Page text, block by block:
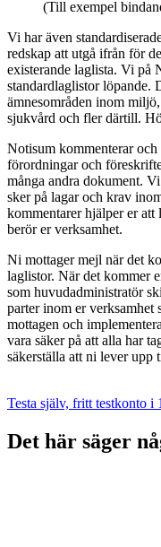
(Till exempel
Vi har även
redskap att utgå ifrån för
existerande laglista. Vi på
standardlaglistor löpande.
ämnesområden inom
sjukvård och fler därtill.
Notisum kommenterar och
förordningar och
många andra dokument.
sker på lagar och krav
kommentarer hjälper er att
berör er verksamhet.
Ni mottager mejl när det
laglistor. När det kommer
som huvudadministratör
parter inom er verksamhet
mottagen och
vara säker på att alla har
säkerställa att ni lever upp
Testa själv, fritt testkonto i
Det här säger